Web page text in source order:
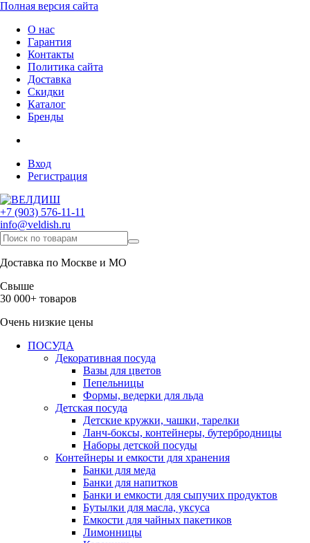
Полная версия сайта
О нас
Гарантия
Контакты
Политика сайта
Доставка
Скидки
Каталог
Бренды
Вход
Регистрация
+7 (903) 576-11-11
info@veldish.ru
Доставка по Москве и МО
Свыше
30 000+ товаров
Очень низкие цены
ПОСУДА
Декоративная посуда
Вазы для цветов
Пепельницы
Формы, ведерки для льда
Детская посуда
Детские кружки, чашки, тарелки
Ланч-боксы, контейнеры, бутербродницы
Наборы детской посуды
Контейнеры и емкости для хранения
Банки для меда
Банки для напитков
Банки и емкости для сыпучих продуктов
Бутылки для масла, уксуса
Емкости для чайных пакетиков
Лимонницы